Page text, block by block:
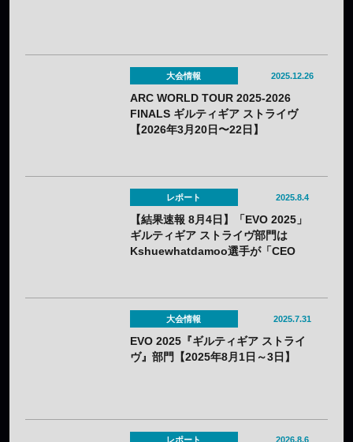
大会情報 2025.12.26
ARC WORLD TOUR 2025-2026
FINALS ギルティギア ストライヴ
【2026年3月20日〜22日】
レポート 2025.8.4
【結果速報 8月4日】「EVO 2025」
ギルティギア ストライヴ部門は
Kshuewhatdamoo選手が「CEO
大会情報 2025.7.31
EVO 2025『ギルティギア ストライ
ヴ』部門【2025年8月1日～3日】
レポート 2026.8.6